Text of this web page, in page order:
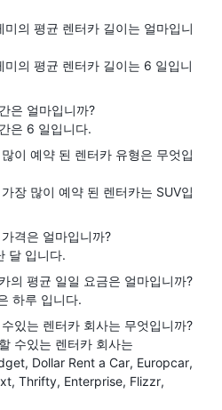
의 평균 렌터카 길이는 얼마입니
의 평균 렌터카 길이는 6 일입니
은 얼마입니까?
은 6 일입니다.
이 예약 된 렌터카 유형은 무엇입
장 많이 예약 된 렌터카는 SUV입
격은 얼마입니까?
달 입니다.
의 평균 일일 요금은 얼마입니까?
하루 입니다.
있는 렌터카 회사는 무엇입니까?
수있는 렌터카 회사는
Dollar Rent a Car Europcar
Thrifty Enterprise Flizzr